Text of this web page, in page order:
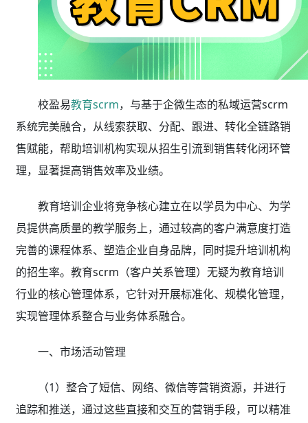
校盈易教育scrm，与基于企微生态的私域运营scrm
系统完美融合，从线索获取、分配、跟进、转化全链路销
售赋能，帮助培训机构实现从招生引流到销售转化闭环管
理，显著提高销售效率及业绩。
教育培训企业将竞争核心建立在以学员为中心、为学
员提供高质量的教学服务上，通过较高的客户满意度打造
完善的课程体系、塑造企业自身品牌，同时提升培训机构
的招生率。教育scrm（客户关系管理）无疑为教育培训
行业的核心管理体系，它针对开展标准化、规模化管理，
实现管理体系整合与业务体系融合。
一、市场活动管理
（1）整合了短信、网络、微信等营销资源，并进行
追踪和推送，通过这些直接和交互的营销手段，可以精准